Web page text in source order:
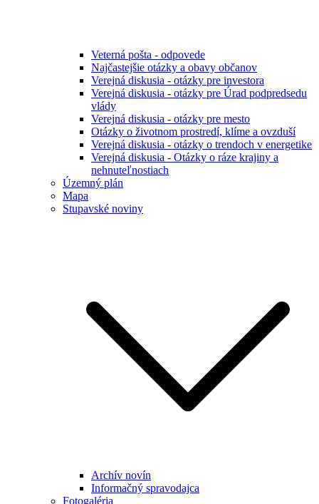
Veterná pošta - odpovede
Najčastejšie otázky a obavy občanov
Verejná diskusia - otázky pre investora
Verejná diskusia - otázky pre Úrad podpredsedu
vlády
Verejná diskusia - otázky pre mesto
Otázky o životnom prostredí, klíme a ovzduší
Verejná diskusia - otázky o trendoch v energetike
Verejná diskusia - Otázky o ráze krajiny a
nehnuteľnostiach
Územný plán
Mapa
Stupavské noviny
Archív novín
Informačný spravodajca
Fotogaléria